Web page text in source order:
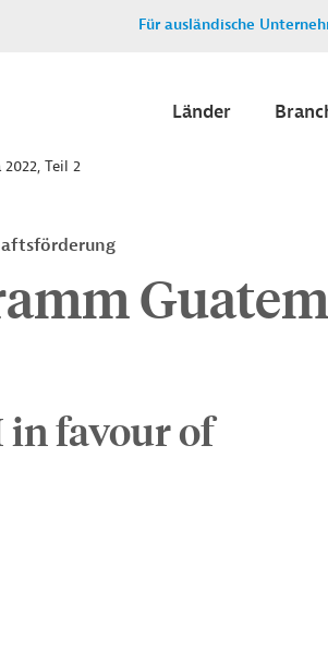
Für ausländische
Länder
Teil 2
favour of